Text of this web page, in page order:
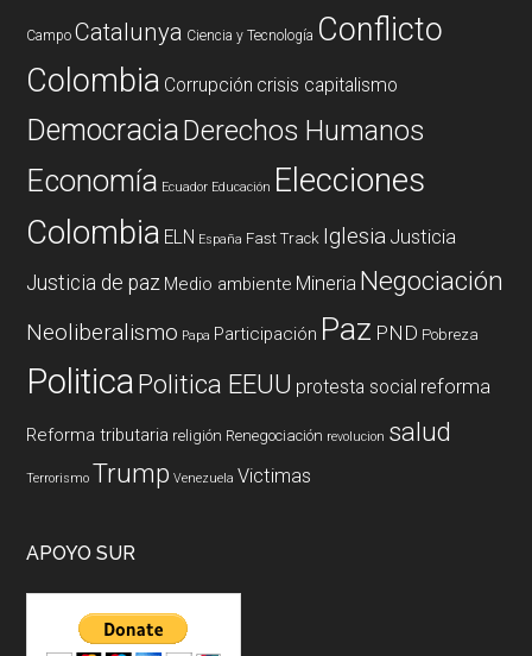
Campo Catalunya Ciencia y Tecnología Conflicto
Colombia Corrupción crisis capitalismo
DemocraciaDerechos Humanos
Economía Ecuador Educación Elecciones
Colombia ELN España Fast Track Iglesia Justicia
Justicia de paz Medio ambiente Mineria Negociación
Neoliberalismo Papa Participación Paz PND Pobreza
PoliticaPolitica EEUU protesta social reforma
Reforma tributaria religión Renegociación revolucion salud
Terrorismo Trump Venezuela Victimas
APOYO SUR